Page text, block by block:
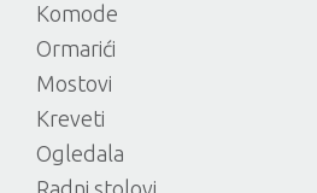
Komode
Ormarići
Mostovi
Kreveti
Ogledala
Radni stolovi